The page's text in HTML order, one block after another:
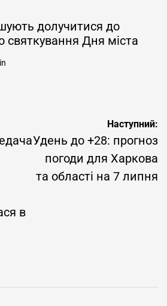
долучитися до
святкування Дня міста
в
Наступний:
Удень до +28: прогноз
погоди для Харкова
та області на 7 липня